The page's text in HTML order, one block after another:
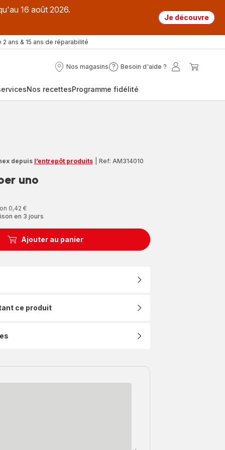
16 août 2026.
Je découvre
2 ans & 15 ans de réparabilité
Nos magasins
Nos
Besoin d'aide ?
Besoin
?
Mon
Nos recettesProgramme fidélité
depuis l’entrepôt produits Ref: AM314010
uno
0,42 €
en 3 jours
Ajouter au panier
ce produit